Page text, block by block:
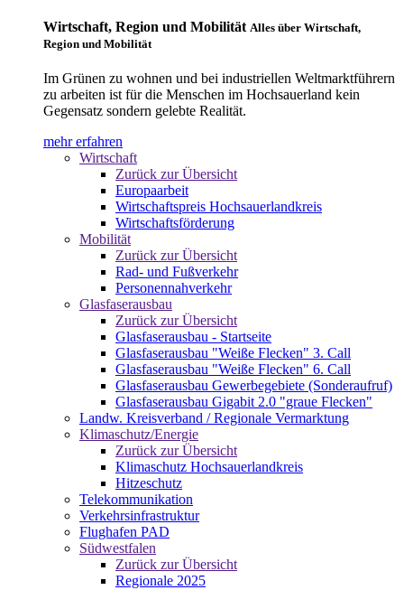
Wirtschaft, Region und Mobilität Alles über Wirtschaft,
Region und Mobilität
Im Grünen zu wohnen und bei industriellen Weltmarktführern
zu arbeiten ist für die Menschen im Hochsauerland kein
Gegensatz sondern gelebte Realität.
mehr erfahren
Wirtschaft
Zurück zur Übersicht
Europaarbeit
Wirtschaftspreis Hochsauerlandkreis
Wirtschaftsförderung
Mobilität
Zurück zur Übersicht
Rad- und Fußverkehr
Personennahverkehr
Glasfaserausbau
Zurück zur Übersicht
Glasfaserausbau - Startseite
Glasfaserausbau "Weiße Flecken" 3. Call
Glasfaserausbau "Weiße Flecken" 6. Call
Glasfaserausbau Gewerbegebiete (Sonderaufruf)
Glasfaserausbau Gigabit 2.0 "graue Flecken"
Landw. Kreisverband / Regionale Vermarktung
Klimaschutz/Energie
Zurück zur Übersicht
Klimaschutz Hochsauerlandkreis
Hitzeschutz
Telekommunikation
Verkehrsinfrastruktur
Flughafen PAD
Südwestfalen
Zurück zur Übersicht
Regionale 2025